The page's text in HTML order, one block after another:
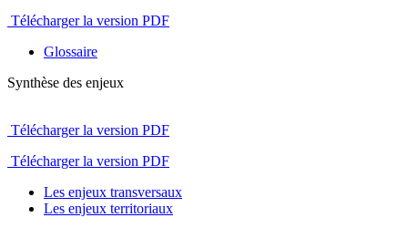
Télécharger la version PDF
Glossaire
Synthèse des enjeux
Télécharger la version PDF
Télécharger la version PDF
Les enjeux transversaux
Les enjeux territoriaux